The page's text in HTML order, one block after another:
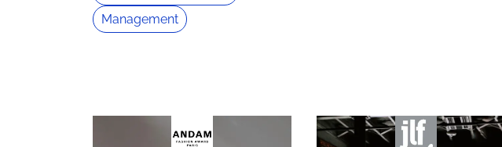
Management